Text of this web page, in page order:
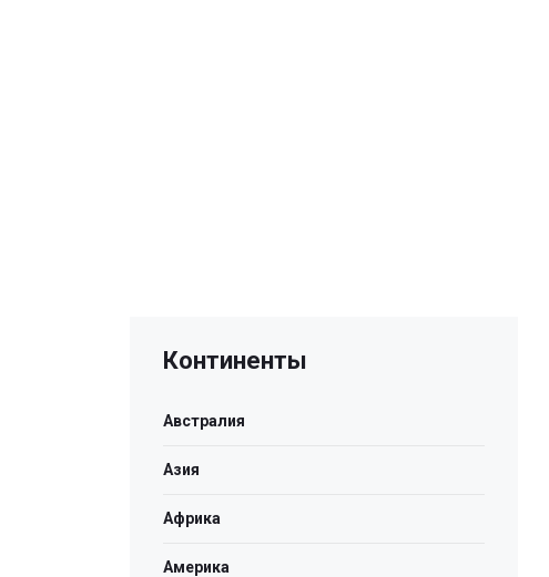
Континенты
Австралия
Азия
Африка
Америка